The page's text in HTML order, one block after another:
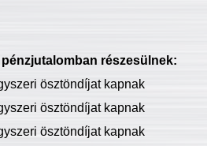
részesülnek:
ösztöndíjat kapnak
ösztöndíjat kapnak
ösztöndíjat kapnak